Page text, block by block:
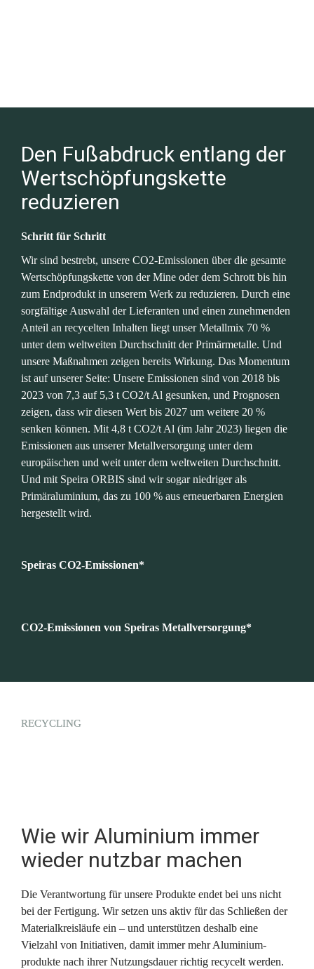
Den Fußabdruck entlang der
Wertschöpfungskette
reduzieren
Schritt für Schritt
Wir sind bestrebt, unsere CO2-Emissionen über die gesamte
Wertschöpfungskette von der Mine oder dem Schrott bis hin
zum Endprodukt in unserem Werk zu reduzieren. Durch eine
sorgfältige Auswahl der Lieferanten und einen zunehmenden
Anteil an recycelten Inhalten liegt unser Metallmix 70 %
unter dem weltweiten Durchschnitt der Primärmetalle. Und
unsere Maßnahmen zeigen bereits Wirkung. Das Momentum
ist auf unserer Seite: Unsere Emissionen sind von 2018 bis
2023 von 7,3 auf 5,3 t CO2/t Al gesunken, und Prognosen
zeigen, dass wir diesen Wert bis 2027 um weitere 20 %
senken können. Mit 4,8 t CO2/t Al (im Jahr 2023) liegen die
Emissionen aus unserer Metallversorgung unter dem
europäischen und weit unter dem weltweiten Durchschnitt.
Und mit Speira ORBIS sind wir sogar niedriger als
Primäraluminium, das zu 100 % aus erneuerbaren Energien
hergestellt wird.
Speiras CO2-Emissionen*
CO2-Emissionen von Speiras Metallversorgung*
RECYCLING
Wie wir Aluminium immer
wieder nutzbar machen
Die Verantwortung für unsere Produkte endet bei uns nicht
bei der Fertigung. Wir setzen uns aktiv für das Schließen der
Material­kreisläufe ein – und unterstützen deshalb eine
Vielzahl von Initiativen, damit immer mehr Aluminium­
produkte nach ihrer Nutzungs­dauer richtig recycelt werden.